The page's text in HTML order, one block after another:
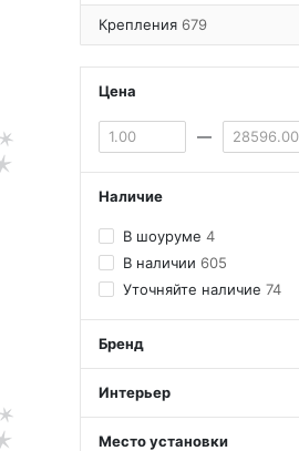
Крепления 679
Цена
—
Наличие
В шоуруме 4
В наличии 605
Уточняйте наличие 74
Бренд
Интерьер
Место установки